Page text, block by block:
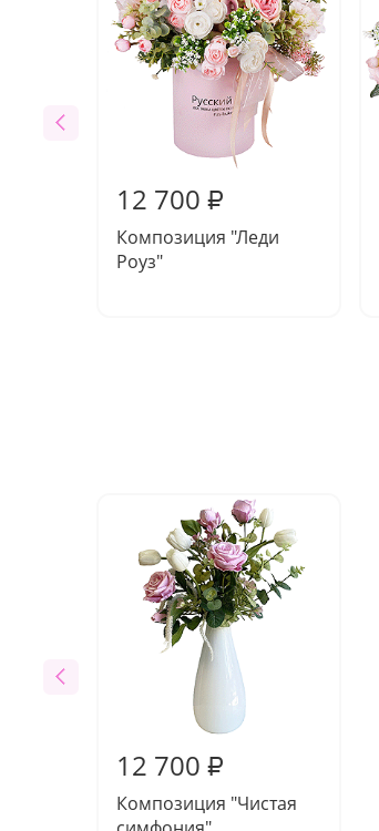
12 700 ₽
Композиция "Леди
Роуз"
12 700 ₽
Композиция "Чистая